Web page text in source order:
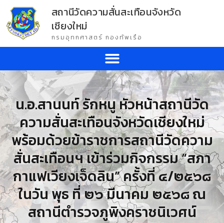
สถานีวัดความสั่นสะเทือนจังหวัด
เชียงใหม่
กรมอุทกศาสตร์ กองทัพเรือ
น.อ.สานนท์ รักหนู หัวหน้าสถานีวัด
ความสั่นสะเทือนจังหวัดเชียงใหม่
พร้อมด้วยข้าราชการสถานีวัดความ
สั่นสะเทือนฯ เข้าร่วมกิจกรรม “สภา
กาแฟเวียงเจ็ดลิน” ครั้งที่ ๔/๒๕๖๘
ในวัน พุธ ที่ ๒๖ มีนาคม ๒๕๖๘ ณ
สถานีตำรวจภูพิงคราชนิเวศน์